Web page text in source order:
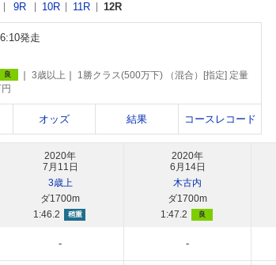
9R 10R 11R 12R
発走
良 3歳以上
1勝クラス(500万下) （混合）[指定] 定量
オッズ 結果 コースレコード
2020年
7月11日
3歳上
ダ1700m
1:46.2
稍重
2020年
6月14日
木古内
ダ1700m
1:47.2
良
- -